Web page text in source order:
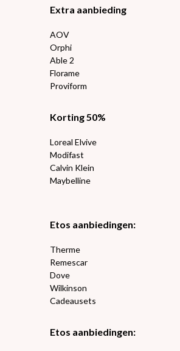
Extra aanbieding
AOV
Orphi
Able 2
Florame
Proviform
Korting 50%
Loreal Elvive
Modifast
Calvin Klein
Maybelline
Etos aanbiedingen:
Therme
Remescar
Dove
Wilkinson
Cadeausets
Etos aanbiedingen: